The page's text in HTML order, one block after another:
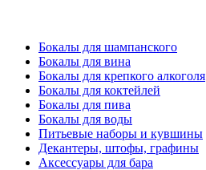
Бокалы для шампанского
Бокалы для вина
Бокалы для крепкого алкоголя
Бокалы для коктейлей
Бокалы для пива
Бокалы для воды
Питьевые наборы и кувшины
Декантеры, штофы, графины
Аксессуары для бара